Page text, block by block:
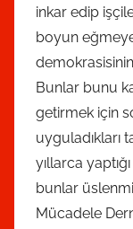
inkar edip
boyun
Bunlar bunu
getirmek için
uyguladıkları
yıllarca
bunlar
Mücadele